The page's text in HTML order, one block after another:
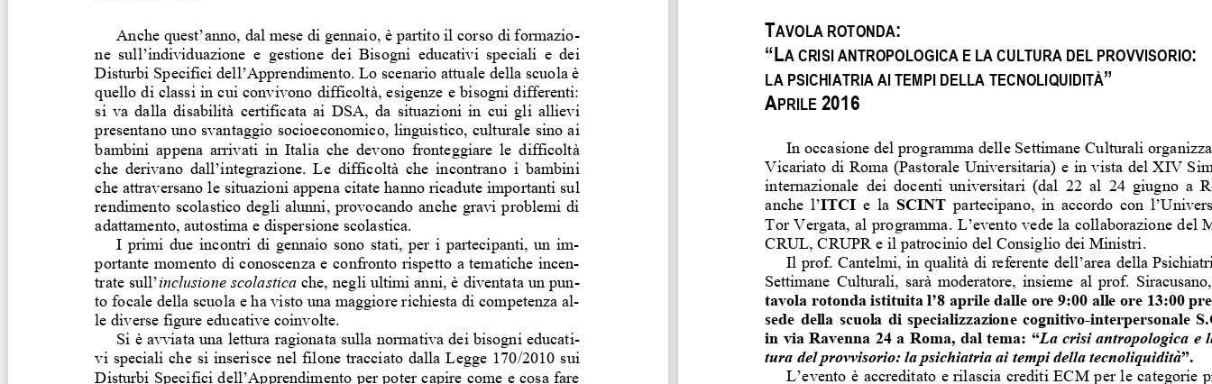
Anche quest’anno, dal mese di gennaio, è partito il corso di formazio-
ne  sull’individuazione  e  gestione  dei  Bisogni  educativi  speciali  e  dei
Disturbi Specifici dell’Apprendimento. Lo scenario attuale della scuola è
quello di classi in cui convivono difficoltà, esigenze e bisogni differenti:
si va dalla disabilità certificata ai DSA, da situazioni in cui gli allievi
presentano uno svantaggio socioeconomico, linguistico, culturale sino ai
bambini  appena  arrivati  in  Italia  che  devono  fronteggiare  le  difficoltà
che  derivano  dall’integrazione.
Le  difficoltà  che  incontrano  i bambini
che attraversano le situazioni appena citate hanno ricadute importanti sul
rendimento scolastico degli alunni, provocando anche gravi problemi di
adattamento, autostima e dispersione scolastica.
I primi due incontri di gennaio sono stati, per i partecipanti, un im-
portante momento di conoscenza e confronto rispetto a tematiche incen-
trate sull’inclusione scolastica che, negli ultimi anni, è diventata un pun-
to focale della scuola e ha visto una maggiore richiesta di competenza al-
le diverse figure educative coinvolte.
Si è avviata una lettura ragionata sulla normativa dei bisogni educati-
vi speciali che si inserisce nel filone tracciato dalla Legge 170/2010 sui
Disturbi Specifici dell’Apprendimento per poter capire come e cosa fare
TAVOLA ROTONDA:
“L A CRISI ANTROPOLOGICA E LA CULTURA DEL PROVVISORIO :
LA PSICHIATRIA AI TEMPI DELLA TECNOLIQUIDITÀ”
APRILE 2016
In occasione del programma delle Settimane Culturali
Vicariato di Roma (Pastorale Universitaria) e in vista del XIV
internazionale  dei  docenti  universitari  (dal  22  al  24  giugno  a
anche l’ITCI e la SCINT partecipano, in accordo con
Tor Vergata, al programma. L’evento vede la collaborazione del
CRUL, CRUPR e il patrocinio del Consiglio dei Ministri.
Il prof. Cantelmi, in qualità di referente dell’area della Psic
Settimane  Culturali,  sarà  moderatore,  insieme  al  prof.  Siracusa
tavola rotonda istituita l’8 aprile dalle ore 9:00 alle ore 13:00
sede della scuola di specializzazione cognitivo-interpersonale
in via Ravenna 24 a Roma, dal tema: “La crisi antropologica e
tura del provvisorio: la psichiatria ai tempi della tecnoliquidità”.
L’evento è accreditato e rilascia crediti ECM per le categorie